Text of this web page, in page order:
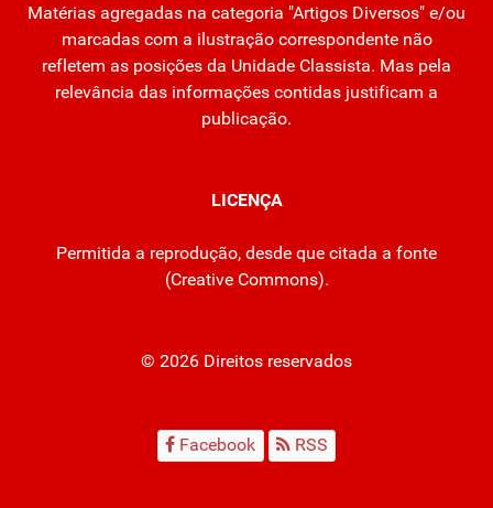
Matérias agregadas na categoria "Artigos Diversos" e/ou
marcadas com a ilustração correspondente não
refletem as posições da Unidade Classista. Mas pela
relevância das informações contidas justificam a
publicação.
LICENÇA
Permitida a reprodução, desde que citada a fonte
(Creative Commons).
© 2026 Direitos reservados
Facebook RSS